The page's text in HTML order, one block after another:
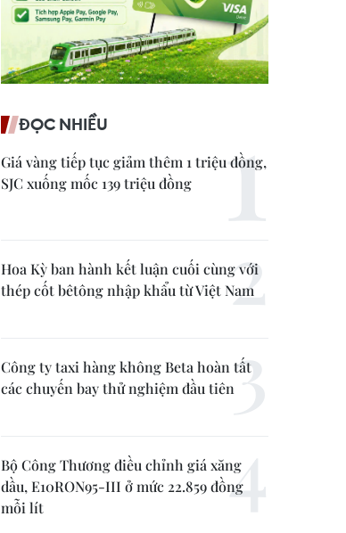
ĐỌC NHIỀU
Giá vàng tiếp tục giảm thêm 1 triệu đồng,
SJC xuống mốc 139 triệu đồng
Hoa Kỳ ban hành kết luận cuối cùng với
thép cốt bêtông nhập khẩu từ Việt Nam
Công ty taxi hàng không Beta hoàn tất
các chuyến bay thử nghiệm đầu tiên
Bộ Công Thương điều chỉnh giá xăng
dầu, E10RON95-III ở mức 22.859 đồng
mỗi lít